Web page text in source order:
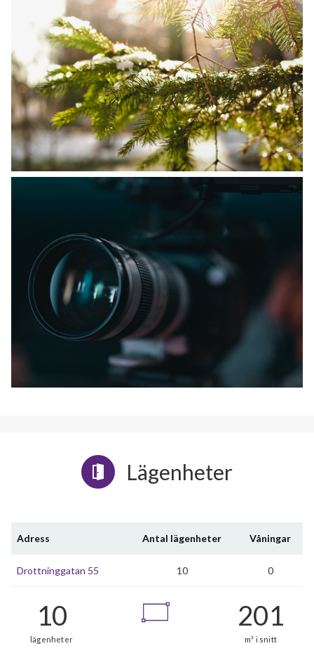
Lägenheter
Adress Antal lägenheter Våningar
Drottninggatan 55 10 0